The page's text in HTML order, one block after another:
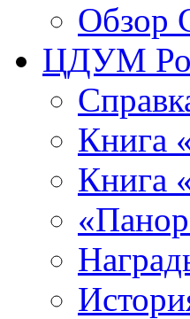
ЦДУМ
Книга
Книга